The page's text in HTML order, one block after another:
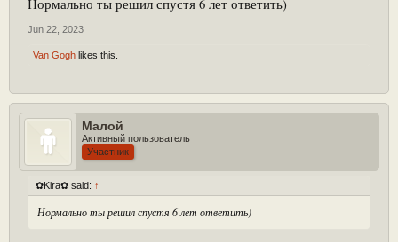
Нормально ты решил спустя 6 лет ответить)
Jun 22, 2023
Van Gogh likes this.
Малой
Активный пользователь
Участник
✿Kira✿ said: ↑
Нормально ты решил спустя 6 лет ответить)